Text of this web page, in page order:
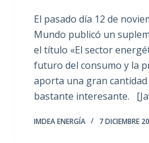
El pasado día 12 de
Mundo publicó un
el título «El sector
futuro del consumo y la
aporta una gran
bastante interesante.
IMDEA ENERGÍA 7 DICIEMBRE